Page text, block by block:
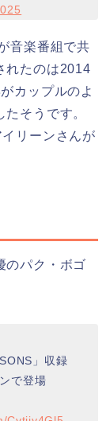
音楽番組で共
れたのは2014
カップルのよ
そうです。
リーンさんが
のパク・ボゴ
」収録
で登場